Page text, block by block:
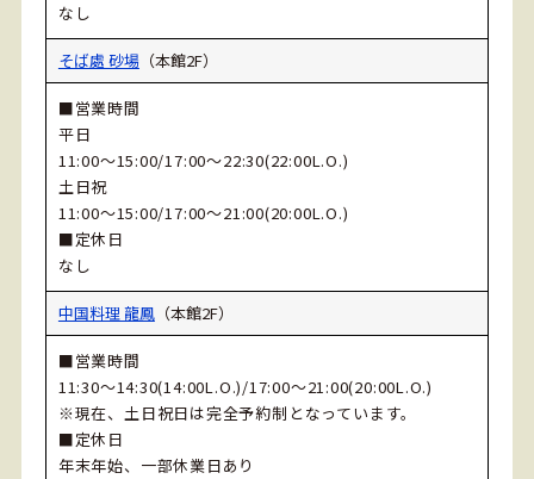
なし
そば處 砂場（本館2F）
■営業時間
平日
11:00～15:00/17:00～22:30(22:00L.O.)
土日祝
11:00～15:00/17:00～21:00(20:00L.O.)
■定休日
なし
中国料理 龍鳳（本館2F）
■営業時間
11:30～14:30(14:00L.O.)/17:00～21:00(20:00L.O.)
※現在、土日祝日は完全予約制となっています。
■定休日
年末年始、一部休業日あり